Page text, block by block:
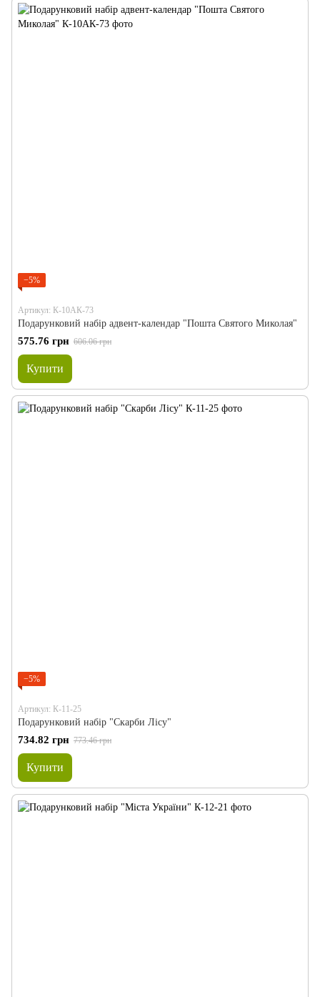
−5%
Артикул: К-10АК-73
Подарунковий набір адвент-календар "Пошта Святого Миколая"
575.76 грн 606.06 грн
Купити
−5%
Артикул: К-11-25
Подарунковий набір "Скарби Лісу"
734.82 грн 773.46 грн
Купити